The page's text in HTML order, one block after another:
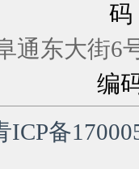
码
通东大
编
ICP备